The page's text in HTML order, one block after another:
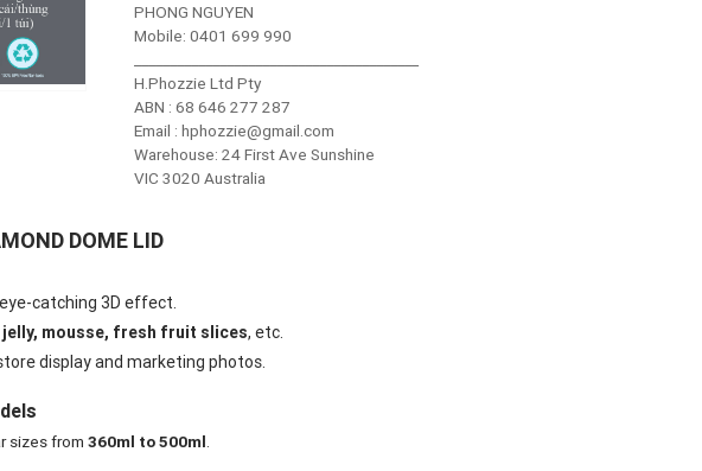
PHONG NGUYEN
Mobile: 0401 699 990
H.Phozzie Ltd Pty
ABN : 68 646 277 287
Email : hphozzie@gmail.com
Warehouse: 24 First Ave Sunshine
VIC 3020 Australia
DOME LID
catching 3D effect.
mousse, fresh fruit slices, etc.
display and marketing photos.
sizes from 360ml to 500ml.